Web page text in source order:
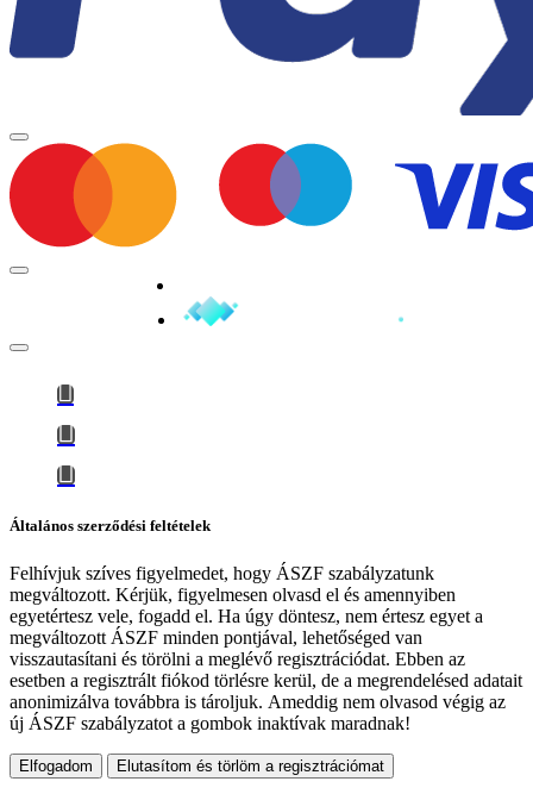
Általános szerződési feltételek
Felhívjuk szíves figyelmedet, hogy ÁSZF szabályzatunk
megváltozott. Kérjük, figyelmesen olvasd el és amennyiben
egyetértesz vele, fogadd el. Ha úgy döntesz, nem értesz egyet a
megváltozott ÁSZF minden pontjával, lehetőséged van
visszautasítani és törölni a meglévő regisztrációdat. Ebben az
esetben a regisztrált fiókod törlésre kerül, de a megrendelésed adatait
anonimizálva továbbra is tároljuk. Ameddig nem olvasod végig az
új ÁSZF szabályzatot a gombok inaktívak maradnak!
Elfogadom Elutasítom és törlöm a regisztrációmat